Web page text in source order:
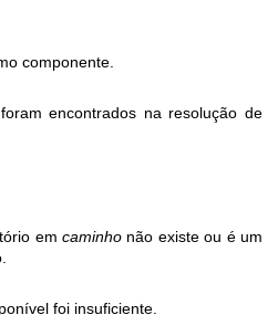
componente.
encontrados na resolução de
em caminho não existe ou é um
foi insuficiente.